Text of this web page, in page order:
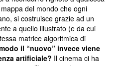
del mondo che ogni
si costruisce grazie ad un
a quello illustrato (e da cui
matrice algoritmica di
il “nuovo” invece viene
artificiale? Il cinema ci ha